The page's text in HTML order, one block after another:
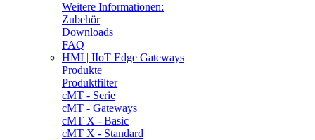
Weitere Informationen:
Zubehör
Downloads
FAQ
HMI | IIoT Edge Gateways
Produkte
Produktfilter
cMT - Serie
cMT - Gateways
cMT X - Basic
cMT X - Standard